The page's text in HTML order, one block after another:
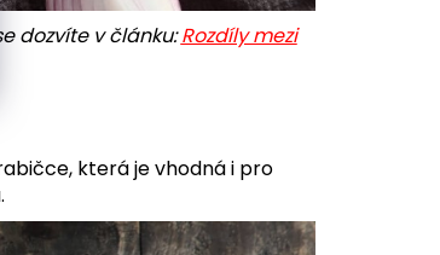
dozvíte v článku:Rozdíly mezi
která je vhodná i pro